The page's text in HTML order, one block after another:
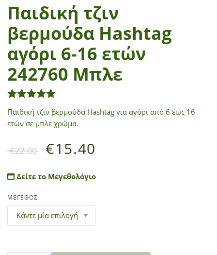
Παιδική τζιν
βερμούδα Hashtag
αγόρι 6-16 ετών
242760 Μπλε
1
Παιδική τζιν βερμούδα Hashtag για αγόρι από 6 έως 16
ετών σε μπλε χρώμα.
€22.00 €15.40
Δείτε το Μεγεθολόγιο
ΜΕΓΕΘΟΣ